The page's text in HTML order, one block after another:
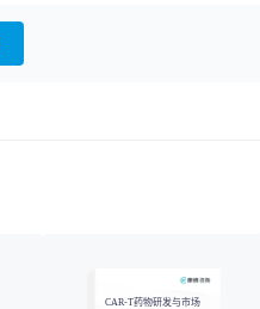
CAR-T药物研发与市场